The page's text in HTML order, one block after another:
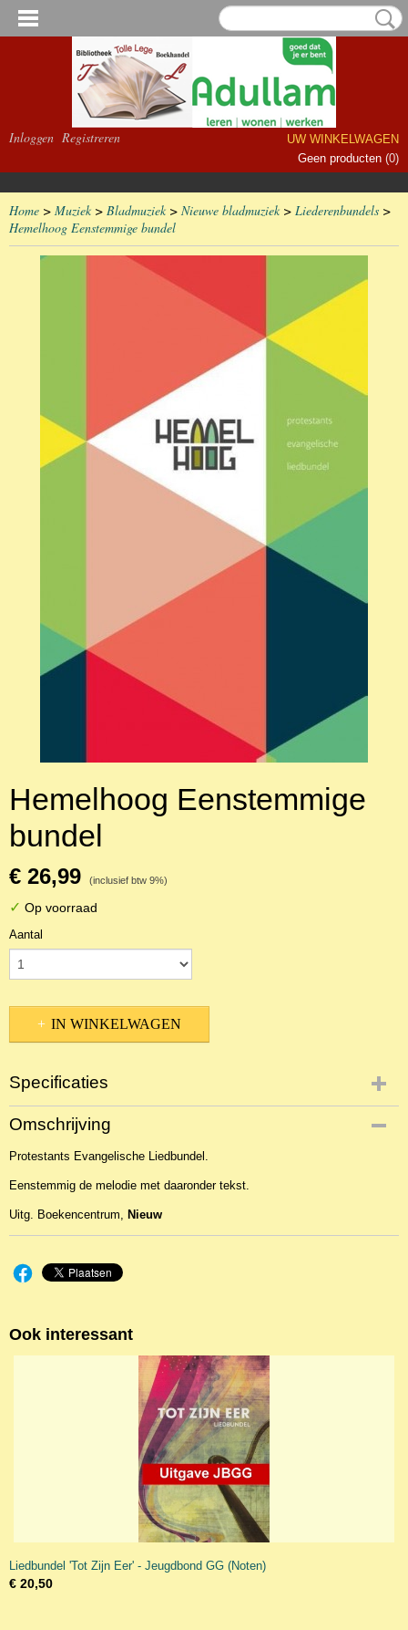
Inloggen Registreren
UW WINKELWAGEN
Geen producten (0)
Home > Muziek> Bladmuziek> Nieuwe bladmuziek> Liederenbundels >
Hemelhoog Eenstemmige bundel
Hemelhoog Eenstemmige
bundel
€ 26,99 (inclusief btw 9%)
✓ Op voorraad
Aantal
IN WINKELWAGEN
Specificaties
Productcode
NBLKOr-8542
EAN code
Omschrijving
Protestants Evangelische Liedbundel.
Eenstemmig de melodie met daaronder tekst.
Uitg. Boekencentrum, Nieuw
Ook interessant
Liedbundel 'Tot Zijn Eer' - Jeugdbond GG (Noten)
€ 20,50